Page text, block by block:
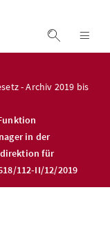
Suche
- Archiv 2019 bis
in der
für
112-II/12/2019